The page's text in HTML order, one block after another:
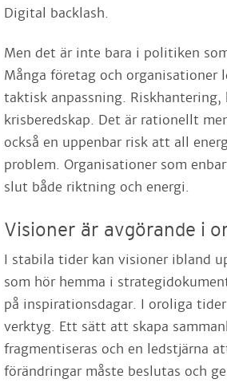
Digital backlash.
Men det är inte bara i politiken
Många företag och
taktisk anpassning.
krisberedskap. Det är rationellt
också en uppenbar risk att all
problem. Organisationer som
slut både riktning och energi.
Visioner är avgörande i
I stabila tider kan visioner ibland
som hör hemma i
på inspirationsdagar. I oroliga
verktyg. Ett sätt att skapa
fragmentiseras och en ledstjärna
förändringar måste beslutas och